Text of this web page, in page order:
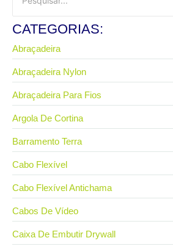
CATEGORIAS:
Abraçadeira
Abraçadeira Nylon
Abraçadeira Para Fios
Argola De Cortina
Barramento Terra
Cabo Flexível
Cabo Flexível Antichama
Cabos De Vídeo
Caixa De Embutir Drywall